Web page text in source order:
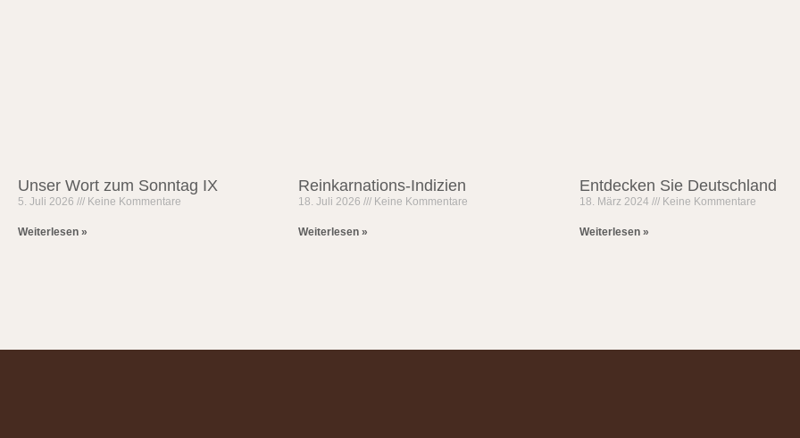
Unser Wort zum Sonntag IX
5. Juli 2026 Keine Kommentare
Weiterlesen »
Reinkarnations-Indizien
18. Juli 2026 Keine Kommentare
Weiterlesen »
Entdecken Sie Deutschland
18. März 2024 Keine Kommentare
Weiterlesen »